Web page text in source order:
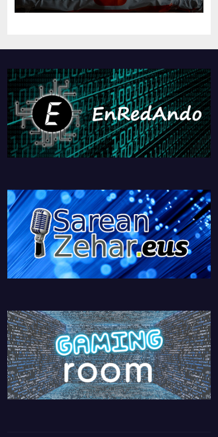
AliExpressi, AEBetako AAren
kontrola, Googleri behin
PlayStationeko bideojoko